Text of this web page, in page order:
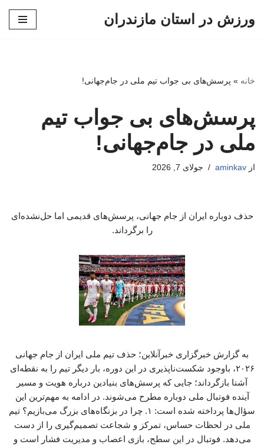
ورزش در استان مازندران
خانه » پرسش‌های بی جواب تیم ملی در جام‌جهانی!
پرسش‌های بی جواب تیم
ملی در جام‌جهانی!
از aminkav جولای 7, 2026
حذف دوباره ایران از جام جهانی، پرسش‌های قدیمی اما حل‌نشده‌ای
را برگرداند.
به گزارش خبرگزاری خبرآنلاین؛ حذف تیم ملی ایران از جام جهانی
۲۰۲۶، باوجود شکست‌ناپذیری در این دوره، بار دیگر تیم را به نقطه‌ای
آشنا بازگرداند؛ جایی که پرسش‌های بنیادین درباره هویت و مسیر
آینده فوتبال ملی دوباره مطرح می‌شوند. در ادامه به مهم‌ترین این
سؤال‌ها پرداخته شده است: ۱. چرا در بزنگاه‌های بزرگ می‌بازیم؟ تیم
ملی در لحظات حساس، تمرکز و شجاعت تصمیم‌گیری را از دست
می‌دهد. فوتبال در این سطح، بازی اعصاب و مدیریت فشار است و